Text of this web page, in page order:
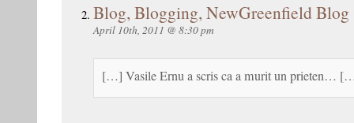
Blog, Blogging, NewGreenfield Blog
April 10th, 2011 @ 8:30 pm
[…] Vasile Ernu a scris ca a murit un prieten…